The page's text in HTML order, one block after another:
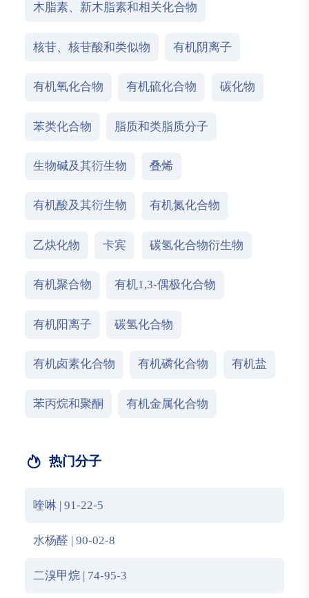
木脂素、新木脂素和相关化合物
核苷、核苷酸和类似物 有机阴离子
有机氧化合物 有机硫化合物 碳化物
苯类化合物 脂质和类脂质分子
生物碱及其衍生物 叠烯
有机酸及其衍生物 有机氮化合物
乙炔化物 卡宾 碳氢化合物衍生物
有机聚合物 有机1,3-偶极化合物
有机阳离子 碳氢化合物
有机卤素化合物 有机磷化合物 有机盐
苯丙烷和聚酮 有机金属化合物
热门分子
喹啉 | 91-22-5
水杨醛 | 90-02-8
二溴甲烷 | 74-95-3